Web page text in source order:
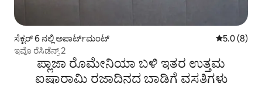
ಸೆಕ್ಟರ್ 6 ನಲ್ಲಿ ಅಪಾರ್ಟ್‌ಮಂಟ್ 5 ರಲ್ಲಿ 5.0
5.0 (8)
ಇವೊ ರೆಸಿಡೆನ್ಸ್ 2
ಪ್ಲಾಜಾ ರೊಮೇನಿಯಾ ಬಳಿ ಇತರ ಉತ್ತಮ
ಐಷಾರಾಮಿ ರಜಾದಿನದ ಬಾಡಿಗೆ ವಸತಿಗಳು